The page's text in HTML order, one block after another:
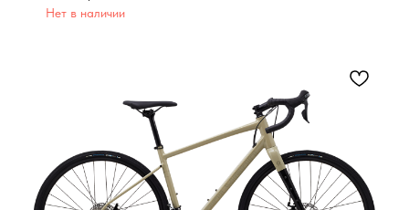
Нет в наличии